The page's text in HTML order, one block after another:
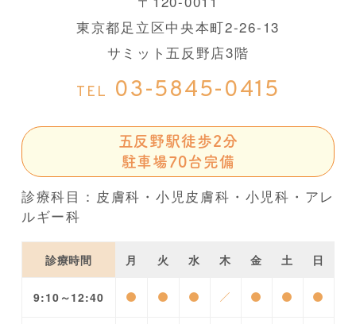
東京都足立区中央本町2-26-13
サミット五反野店3階
TEL 03-5845-0415
五反野駅徒歩2分
駐車場70台完備
診療科目：皮膚科・小児皮膚科・小児科・アレ
ルギー科
診療時間 月 火 水 木 金 土 日
9:10～12:40 ● ● ● ／ ● ● ●